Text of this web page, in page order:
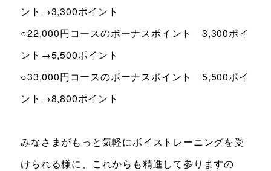
ント→3,300ポイント
○22,000円コースのボーナスポイント 3,300ポイ
ント→5,500ポイント
○33,000円コースのボーナスポイント 5,500ポイ
ント→8,800ポイント
みなさまがもっと気軽にボイストレーニングを受
けられる様に、これからも精進して参りますの